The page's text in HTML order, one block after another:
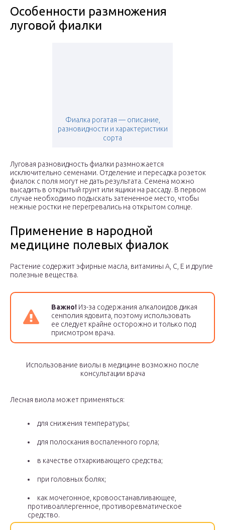
Особенности размножения
луговой фиалки
Фиалка рогатая — описание,
разновидности и характеристики
сорта
Луговая разновидность фиалки размножается
исключительно семенами. Отделение и пересадка розеток
фиалок с поля могут не дать результата. Семена можно
высадить в открытый грунт или ящики на рассаду. В первом
случае необходимо подыскать затененное место, чтобы
нежные ростки не перегревались на открытом солнце.
Применение в народной
медицине полевых фиалок
Растение содержит эфирные масла, витамины А, С, Е и другие
полезные вещества.
Важно! Из-за содержания алкалоидов дикая
сенполия ядовита, поэтому использовать
ее следует крайне осторожно и только под
присмотром врача.
Использование виолы в медицине возможно после
консультации врача
Лесная виола может применяться:
для снижения температуры;
для полоскания воспаленного горла;
в качестве отхаркивающего средства;
при головных болях;
как мочегонное, кровоостанавливающее,
противоаллергенное, противоревматическое
средство.